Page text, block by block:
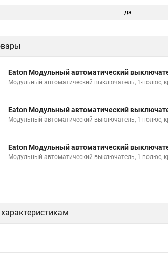
да
Eaton Модульный автоматический
Модульный автоматический выключатель, 1-полюс,
Eaton Модульный автоматический
Модульный автоматический выключатель, 1-полюс,
Eaton Модульный автоматический
Модульный автоматический выключатель, 1-полюс,